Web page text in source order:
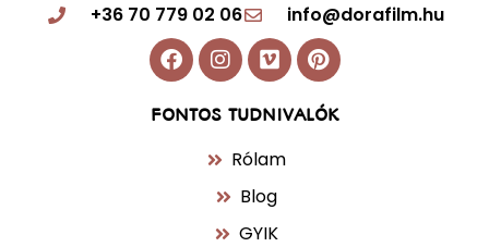
FONTOS TUDNIVALÓK
Rólam
Blog
GYIK
+36 70 779 02 06 info@dorafilm.hu